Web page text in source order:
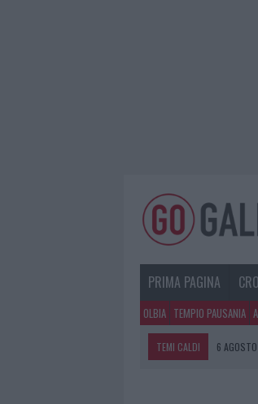
PRIMA PAGINA
OLBIA TEMPIO PAUSANIA
TEMI CALDI 6